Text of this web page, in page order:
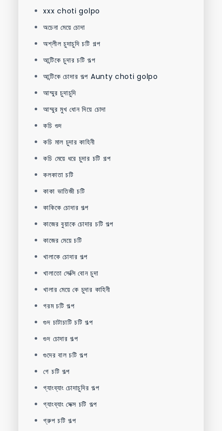
xxx choti golpo
অচেনা মেয়ে চোদা
অশ্লীল চুদাচুদি চটি গল্প
আন্টিকে চুদার চটি গল্প
আন্টিকে চোদার গল্প Aunty choti golpo
আম্মুর চুদাচুদি
আম্মুর মুখ ধোন দিয়ে চোদা
কচি গুদ
কচি মাল চুদার কাহিনী
কচি মেয়ে ধরে চুদার চটি গল্প
কলকাতা চটি
কাকা ভাতিজী চটি
কাকিকে চোদার গল্প
কাজের বুয়াকে চোদার চটি গল্প
কাজের মেয়ে চটি
খালাকে চোদার গল্প
খালাতো সেক্সি বোন চুদা
খালার মেয়ে কে চুদার কাহিনী
গরম চটি গল্প
গুদ চাটাচাটি চটি গল্প
গুদ চোদার গল্প
গুদের বাল চটি গল্প
গে চটি গল্প
গ্যাংব্যাং চোদাচুদির গল্প
গ্যাংব্যাং সেক্স চটি গল্প
গ্রুপ চটি গল্প